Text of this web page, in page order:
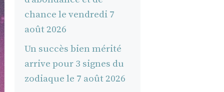
chance le vendredi 7
août 2026
Un succès bien mérité
arrive pour 3 signes du
zodiaque le 7 août 2026